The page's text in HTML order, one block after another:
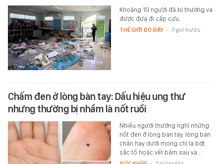
Khoảng 10 người đã bị thương và
được đưa đi cấp cứu.
THẾ GIỚI ĐÓ ĐÂY - 7 giờ trước
Chấm đen ở lòng bàn tay: Dấu hiệu ung thư
nhưng thường bị nhầm là nốt ruồi
Nhiều người thường nghĩ những
nốt đen ở lòng bàn tay, lòng bàn
chân hay dưới móng chỉ là bớt
sắc tố hoặc vết bầm sau va…